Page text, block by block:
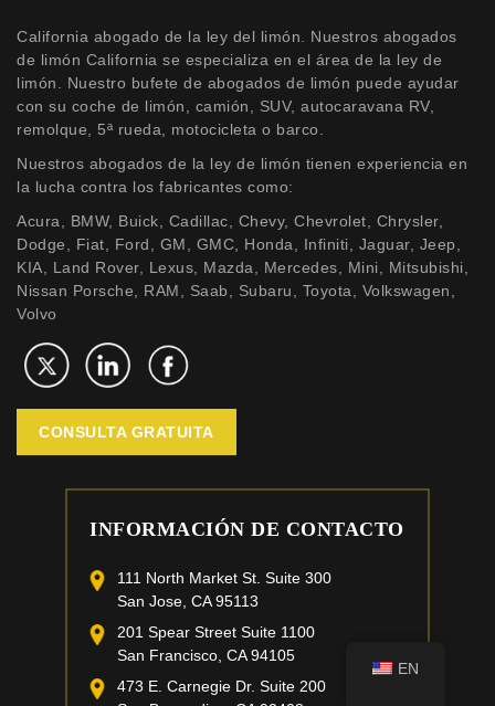
California abogado de la ley del limón. Nuestros abogados
de limón California se especializa en el área de la ley de
limón. Nuestro bufete de abogados de limón puede ayudar
con su coche de limón, camión, SUV, autocaravana RV,
remolque, 5ª rueda, motocicleta o barco.
Nuestros abogados de la ley de limón tienen experiencia en
la lucha contra los fabricantes como:
Acura, BMW, Buick, Cadillac, Chevy, Chevrolet, Chrysler,
Dodge, Fiat, Ford, GM, GMC, Honda, Infiniti, Jaguar, Jeep,
KIA, Land Rover, Lexus, Mazda, Mercedes, Mini, Mitsubishi,
Nissan Porsche, RAM, Saab, Subaru, Toyota, Volkswagen,
Volvo
CONSULTA GRATUITA
INFORMACIÓN DE CONTACTO
111 North Market St. Suite 300
San Jose, CA 95113
201 Spear Street Suite 1100
San Francisco, CA 94105
473 E. Carnegie Dr. Suite 200
EN